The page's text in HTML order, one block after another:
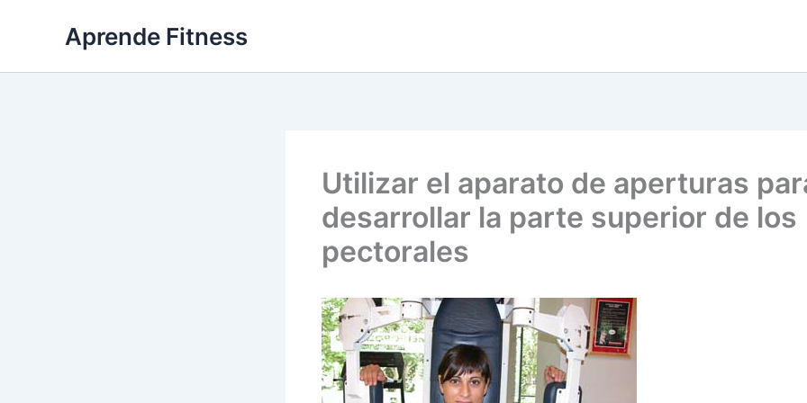
Aprende Fitness
Utilizar el aparato de aperturas
desarrollar la parte superior de los
pectorales